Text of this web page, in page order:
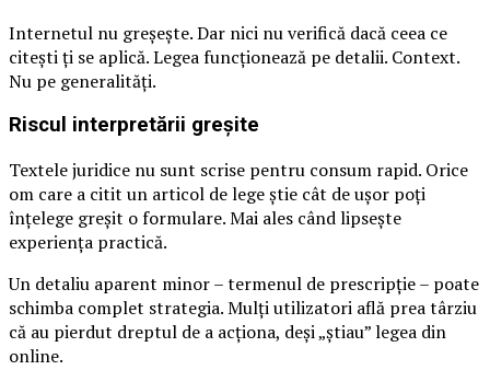
Internetul nu greșește. Dar nici nu verifică dacă ceea ce
citești ți se aplică. Legea funcționează pe detalii. Context.
Nu pe generalități.
Riscul interpretării greșite
Textele juridice nu sunt scrise pentru consum rapid. Orice
om care a citit un articol de lege știe cât de ușor poți
înțelege greșit o formulare. Mai ales când lipsește
experiența practică.
Un detaliu aparent minor – termenul de prescripție – poate
schimba complet strategia. Mulți utilizatori află prea târziu
că au pierdut dreptul de a acționa, deși „știau” legea din
online.